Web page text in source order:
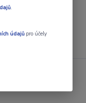
.
údajůpro účely